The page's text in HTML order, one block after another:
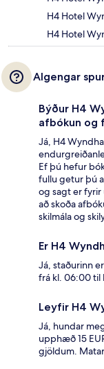
H4 Hotel
H4 Hotel
Algengar
Býður H4
afbókun og
Já, H4
Ef þú hefur
fullu getur þú
og sagt er fyrir
að skoða
skilmála og
Er H4
Já, staðurinn
frá kl. 06:00 til
Leyfir H4
Já, hundar
upphæð 15
gjöldum.